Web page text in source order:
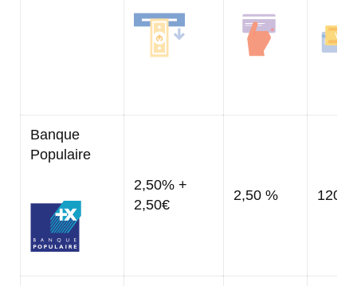
Banque
Populaire
2,50% +
2,50€
2,50 %